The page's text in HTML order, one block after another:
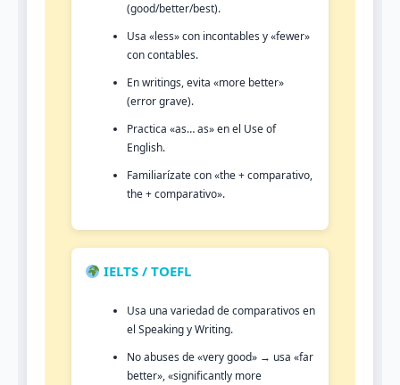
(good/better/best).
Usa «less» con incontables y «fewer»
con contables.
En writings, evita «more better»
(error grave).
Practica «as… as» en el Use of
English.
Familiarízate con «the + comparativo,
the + comparativo».
IELTS / TOEFL
Usa una variedad de comparativos en
el Speaking y Writing.
No abuses de «very good» → usa «far
better», «significantly more